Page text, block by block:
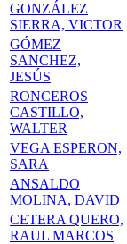
GONZÁLEZ
SIERRA, VICTOR
GÓMEZ
SANCHEZ,
JESÚS
RONCEROS
CASTILLO,
WALTER
VEGA ESPERON,
SARA
ANSALDO
MOLINA, DAVID
CETERA QUERO,
RAUL MARCOS